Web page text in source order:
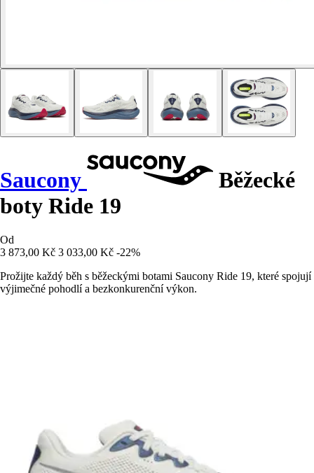
Saucony
Běžecké
boty Ride 19
Od
3 873,00 Kč 3 033,00 Kč -22%
Prožijte každý běh s běžeckými botami Saucony Ride 19, které spojují
výjimečné pohodlí a bezkonkurenční výkon.